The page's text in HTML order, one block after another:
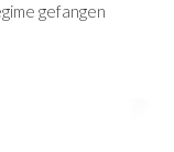
gefangen